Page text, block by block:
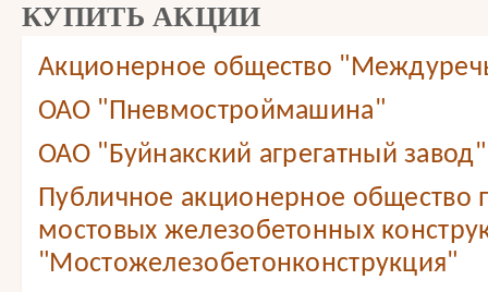
КУПИТЬ АКЦИИ
Акционерное общество
ОАО "Пневмостроймашина"
ОАО "Буйнакский агрегатный завод"
Публичное акционерное общество
мостовых железобетонных
"Мостожелезобетонконструкция"